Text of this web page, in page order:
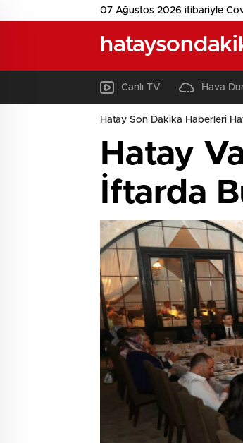
07 Ağustos 2026 itibariyle
Canlı TV Hava
Hatay Son Dakika Haberleri
Hatay
İftarda